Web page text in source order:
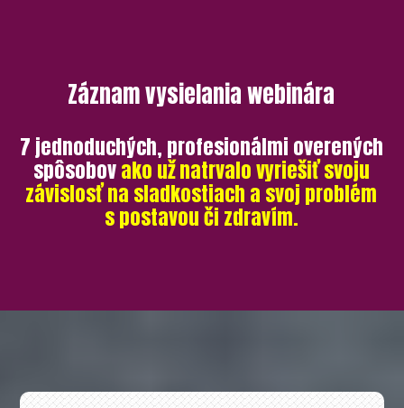
Záznam vysielania webinára
7 jednoduchých, profesionálmi overených
spôsobovako už natrvalo vyriešiť svoju
závislosť na sladkostiach a svoj problém
s postavou či zdravím.